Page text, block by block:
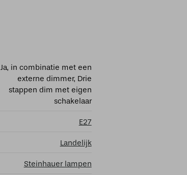
Ja, in combinatie met een
externe dimmer, Drie
stappen dim met eigen
schakelaar
E27
Landelijk
Steinhauer lampen